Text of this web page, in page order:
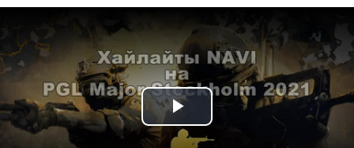
Play Video